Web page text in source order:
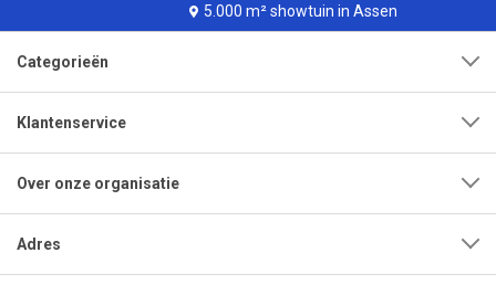
5.000 m² showtuin in Assen
Categorieën
Klantenservice
Over onze organisatie
Adres